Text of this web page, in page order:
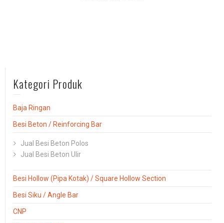
Kategori Produk
Baja Ringan
Besi Beton / Reinforcing Bar
Jual Besi Beton Polos
Jual Besi Beton Ulir
Besi Hollow (Pipa Kotak) / Square Hollow Section
Besi Siku / Angle Bar
CNP